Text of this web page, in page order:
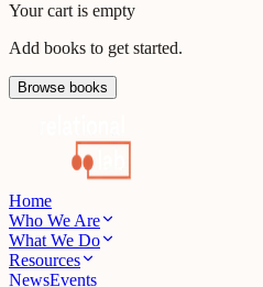
Your cart is empty
Add books to get started.
Browse books
Home
Who We Are
What We Do
Resources
NewsEvents